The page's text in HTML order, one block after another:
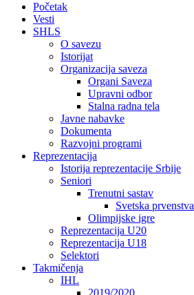
Početak
Vesti
SHLS
O savezu
Istorijat
Organizacija saveza
Organi Saveza
Upravni odbor
Stalna radna tela
Javne nabavke
Dokumenta
Razvojni programi
Reprezentacija
Istorija reprezentacije Srbije
Seniori
Trenutni sastav
Svetska prvenstva
Olimpijske igre
Reprezentacija U20
Reprezentacija U18
Selektori
Takmičenja
IHL
2019/2020